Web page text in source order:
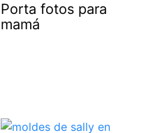
Porta fotos para
mamá